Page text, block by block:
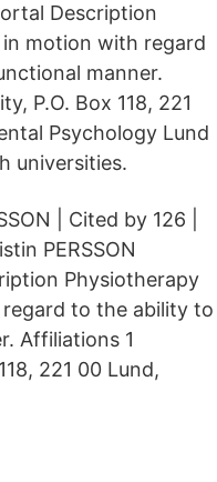
Description
motion with regard
manner.
P.O. Box 118, 221
Psychology Lund
universities.
| Cited by 126 |
PERSSON
Physiotherapy
to the ability to
Affiliations 1
221 00 Lund,